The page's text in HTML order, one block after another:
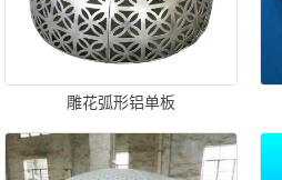
雕花弧形铝单板